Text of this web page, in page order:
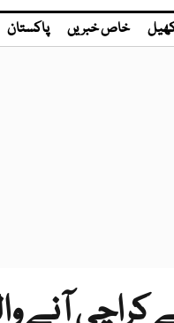
خاص خبریں پاکستان